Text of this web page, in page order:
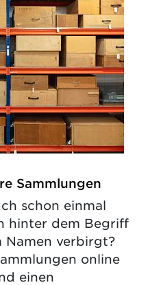
Sammlungen
schon einmal
hinter dem Begriff
Namen verbirgt?
online
einen